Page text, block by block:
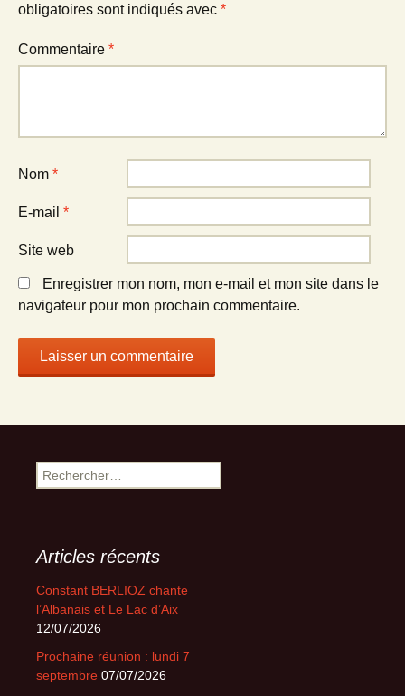
obligatoires sont indiqués avec *
Commentaire *
Nom *
E-mail *
Site web
Enregistrer mon nom, mon e-mail et mon site dans le
navigateur pour mon prochain commentaire.
Rechercher :
Articles récents
Constant BERLIOZ chante
l’Albanais et Le Lac d’Aix
12/07/2026
Prochaine réunion : lundi 7
septembre 07/07/2026